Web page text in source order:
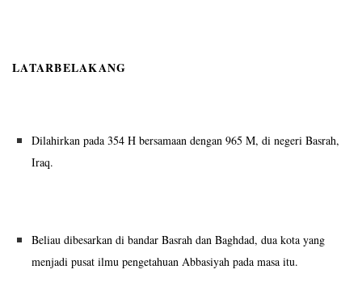
LATARBELAKANG
Dilahirkan pada 354 H bersamaan dengan 965 M, di negeri Basrah,
Iraq.
Beliau dibesarkan di bandar Basrah dan Baghdad, dua kota yang
menjadi pusat ilmu pengetahuan Abbasiyah pada masa itu.